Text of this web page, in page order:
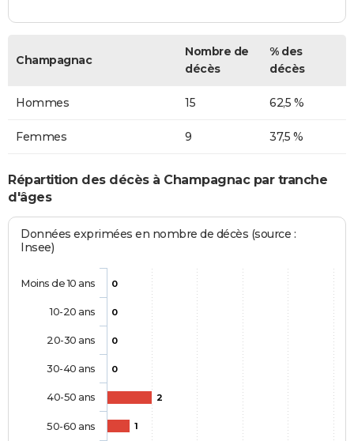
Champagnac
Nombre de
décès
% des
décès
Hommes 15 62,5 %
Femmes 9 37,5 %
Répartition des décès à Champagnac par tranche
d'âges
Données exprimées en nombre de décès (source :
Insee)
0
0
0
0
2
1
Moins de 10 ans
10-20 ans
20-30 ans
30-40 ans
40-50 ans
50-60 ans